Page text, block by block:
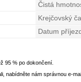
Čistá
Krejčovský
Datum
95 % po dokončení.
nabídněte nám správnou e-